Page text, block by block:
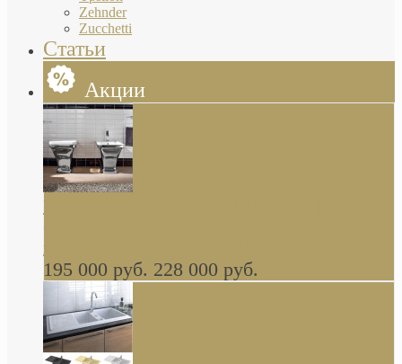
Zehnder
Zucchetti
Статьи
Акции
Butterfly Scarabeo КОМПЛЕКТ санфаянса
глянцевая платина В НАЛИЧИИ
195 000 руб. 228 000 руб.